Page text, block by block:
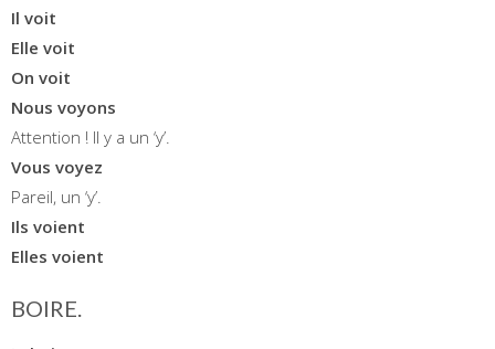
Il voit
Elle voit
On voit
Nous voyons
Attention ! Il y a un ‘y’.
Vous voyez
Pareil, un ‘y’.
Ils voient
Elles voient
BOIRE.